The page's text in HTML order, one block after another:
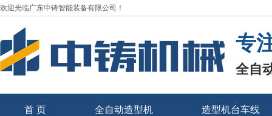
欢迎光临广东中铸智能装备有限公司！
专
全自
首 页 全自动造型机 造型机台车线